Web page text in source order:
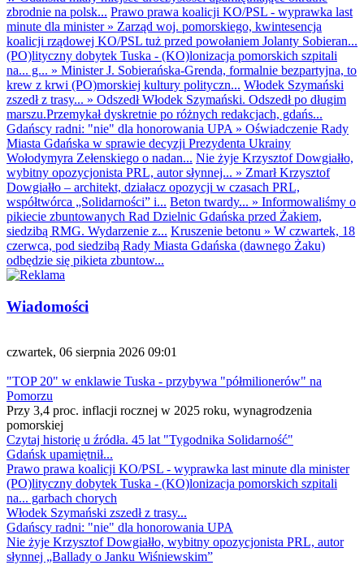
zbrodnie na polsk... Prawo prawa koalicji KO/PSL - wyprawka last
minute dla minister» Zarząd woj. pomorskiego, kwintesencja
koalicji rządowej KO/PSL tuż przed powołaniem Jolanty Sobieran...
(PO)lityczny dobytek Tuska - (KO)lonizacja pomorskich szpitali
na... g... » Minister J. Sobierańska-Grenda, formalnie bezpartyjna, to
krew z krwi (PO)morskiej kultury polityczn... Włodek Szymański
zszedł z trasy... » Odszedł Włodek Szymański. Odszedł po długim
marszu.Przemykał dyskretnie po różnych redakcjach, gdańs...
Gdańscy radni: "nie" dla honorowania UPA » Oświadczenie Rady
Miasta Gdańska w sprawie decyzji Prezydenta Ukrainy
Wołodymyra Zełenskiego o nadan... Nie żyje Krzysztof Dowgiałło,
wybitny opozycjonista PRL, autor słynnej... » Zmarł Krzysztof
Dowgiałło – architekt, działacz opozycji w czasach PRL,
współtwórca „Solidarności” i... Beton twardy... » Informowaliśmy o
pikiecie zbuntowanych Rad Dzielnic Gdańska przed Żakiem,
siedzibą RMG. Wydarzenie z... Kruszenie betonu » W czwartek, 18
czerwca, pod siedzibą Rady Miasta Gdańska (dawnego Żaku)
odbędzie się pikieta zbuntow...
Wiadomości
czwartek, 06 sierpnia 2026 09:01
"TOP 20" w enklawie Tuska - przybywa "półmilionerów" na
Pomorzu
Przy 3,4 proc. inflacji rocznej w 2025 roku, wynagrodzenia
pomorskiej
Czytaj historię u źródła. 45 lat "Tygodnika Solidarność"
Gdańsk upamiętnił...
Prawo prawa koalicji KO/PSL - wyprawka last minute dla minister
(PO)lityczny dobytek Tuska - (KO)lonizacja pomorskich szpitali
na... garbach chorych
Włodek Szymański zszedł z trasy...
Gdańscy radni: "nie" dla honorowania UPA
Nie żyje Krzysztof Dowgiałło, wybitny opozycjonista PRL, autor
słynnej „Ballady o Janku Wiśniewskim”